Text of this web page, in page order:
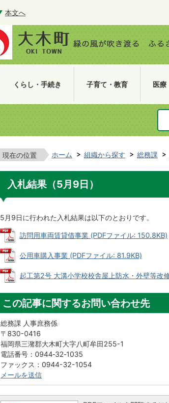
本文へ
くらし・手続き 子育て・教育 医療
現在の位置 ホーム 組織から探す 総務課
入札結果（5月9日）
5月9日に行われた入札結果は以下のとおりです。
訪問用車両賃貸借事業 (PDFファイル: 150.8KB)
公用車購入事業 (PDFファイル: 81.9KB)
起工第2号 大溝小学校校舎屋上防水・外壁等改
この記事に関するお問い合わせ先
総務課 人事庶務係
〒830-0416
福岡県三潴郡大木町大字八町牟田255-1
電話番号：0944‐32‐1035
ファックス：0944-32-1054
メールを送信